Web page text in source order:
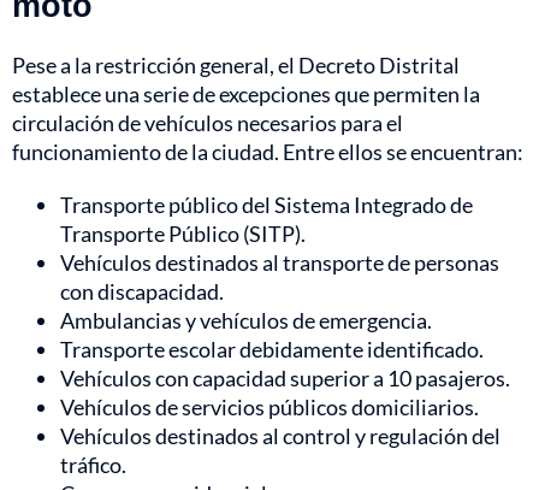
Pese a la restricción general, el Decreto Distrital
establece una serie de excepciones que permiten la
circulación de vehículos necesarios para el
funcionamiento de la ciudad. Entre ellos se encuentran:
Transporte público del Sistema Integrado de
Transporte Público (SITP).
Vehículos destinados al transporte de personas
con discapacidad.
Ambulancias y vehículos de emergencia.
Transporte escolar debidamente identificado.
Vehículos con capacidad superior a 10 pasajeros.
Vehículos de servicios públicos domiciliarios.
Vehículos destinados al control y regulación del
tráfico.